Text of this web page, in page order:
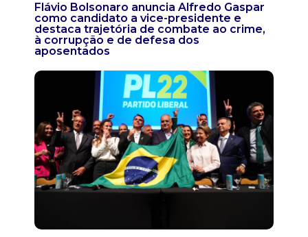
Flávio Bolsonaro anuncia Alfredo Gaspar
como candidato a vice-presidente e
destaca trajetória de combate ao crime,
à corrupção e de defesa dos
aposentados